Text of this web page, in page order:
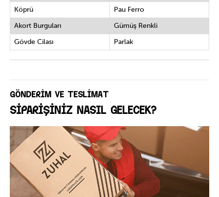
basınç, sap üzerinde büyük bir gerilim yaratır. Truss rod,
bu gerilimi dengeleyerek sapın sağlam kalmasına
yardımcı olur.
Köprü
Pau Ferro
Akort Burguları
Gümüş Renkli
Gövde Cilası
Parlak
GÖNDERİM VE TESLİMAT
SİPARİŞİNİZ NASIL GELECEK?